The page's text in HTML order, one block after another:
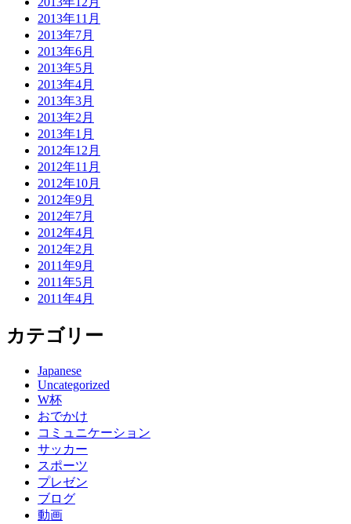
2013年11月
2013年7月
2013年6月
2013年5月
2013年4月
2013年3月
2013年2月
2013年1月
2012年12月
2012年11月
2012年10月
2012年9月
2012年7月
2012年4月
2012年2月
2011年9月
2011年5月
2011年4月
カテゴリー
Japanese
Uncategorized
W杯
おでかけ
コミュニケーション
サッカー
スポーツ
プレゼン
ブログ
動画